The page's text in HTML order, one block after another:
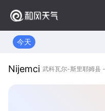
今天
Nijemci 武科瓦尔-斯里耶姆县